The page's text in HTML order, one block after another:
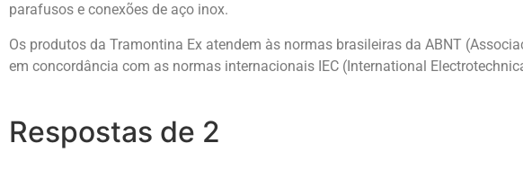
parafusos e conexões de aço inox.
Os produtos da Tramontina Ex atendem às normas brasileiras da ABNT
em concordância com as normas internacionais IEC (International
Respostas de 2